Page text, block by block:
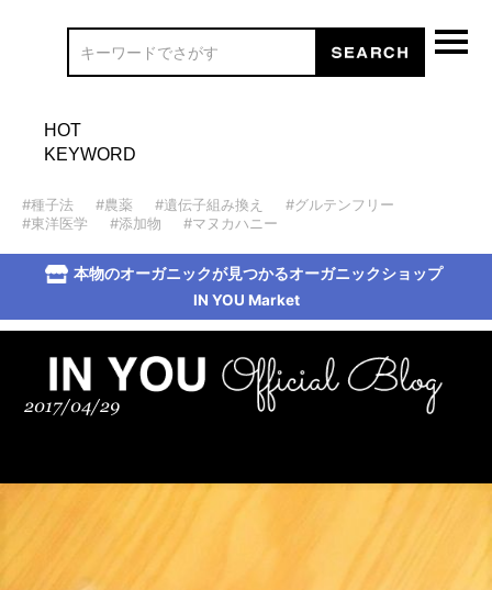
HOT
KEYWORD
#種子法 #農薬 #遺伝子組み換え
#グルテンフリー
#東洋医学
#添加物 #マヌカハニー
本物のオーガニックが見つかるオーガニックショップ
IN YOU Market
2017/04/29